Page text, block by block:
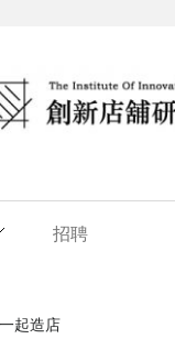
招聘
起造店